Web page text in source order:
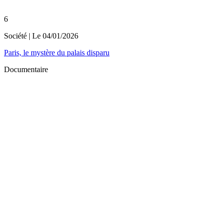
6
Société | Le 04/01/2026
Paris, le mystère du palais disparu
Documentaire